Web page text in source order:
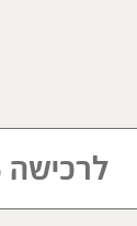
ואין בו תחליף לייעוץ
והנוטלים
ברפואת
לרכישה